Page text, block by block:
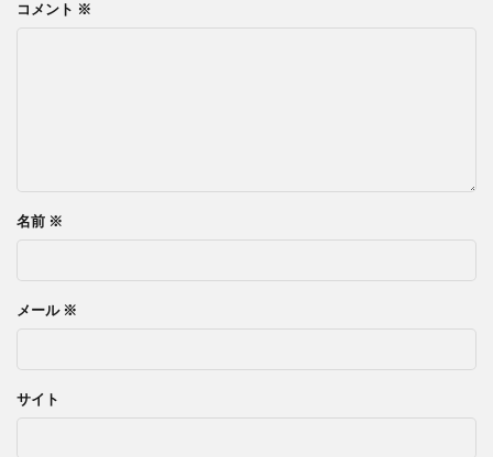
コメント ※
名前 ※
メール ※
サイト